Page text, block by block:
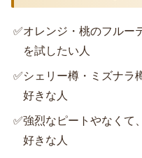
✅オレンジ・桃のフルー
を試したい人
✅シェリー樽・ミズナラ
好きな人
✅強烈なピートやなくて
好きな人